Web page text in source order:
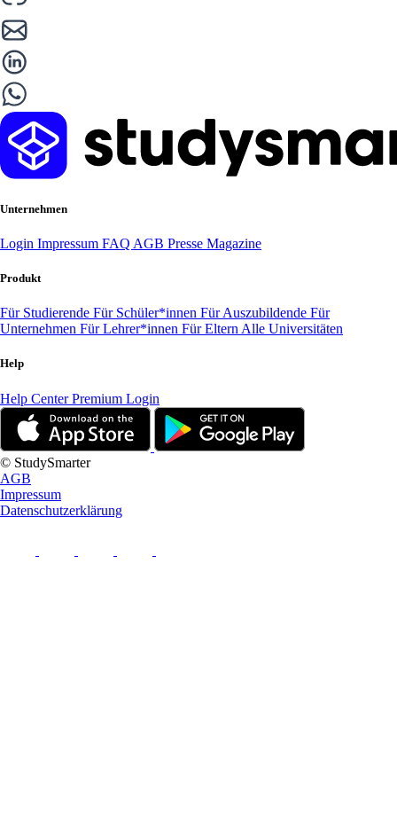
Unternehmen
Login Impressum FAQ AGB Presse Magazine
Produkt
Für Studierende Für Schüler*innen Für Auszubildende Für
Unternehmen Für Lehrer*innen Für Eltern Alle Universitäten
Help
Help CenterPremium Login
© StudySmarter
AGB
Impressum
Datenschutzerklärung